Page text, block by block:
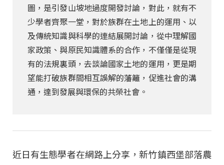
圖，是引發山坡地過度開發討論，對此，就有不
少學者齊聚一堂，對於族群在土地上的運用、以
及傳統知識與科學的連結展開討論，從中理解國
家政策、與原民知識體系的合作，不僅僅是從現
有的法規裏頭，去談論國家土地的運用，更是期
望能打破族群間相互誤解的藩籬，促進社會的溝
通，達到發展與環保的共榮社會。
近日有生態學者在網路上分享，新竹鎮西堡部落農